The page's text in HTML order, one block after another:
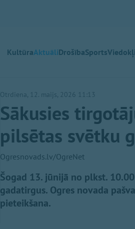
KultūraAktuāliDrošībaSportsViedokļi
Otrdiena, 12. maijs, 2026 11:13
Sākusies
pilsētas svētku
Ogresnovads.lv/OgreNet
Šogad 13. jūnijā no plkst.
gadatirgus. Ogres novada
pieteikšana.